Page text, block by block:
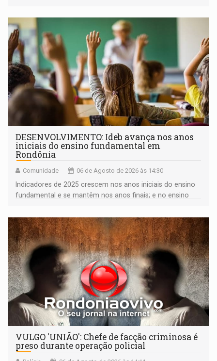
DESENVOLVIMENTO: Ideb avança nos anos
iniciais do ensino fundamental em
Rondônia
Comunidade 06 de Agosto de 2026 às 14:30
Indicadores de 2025 crescem nos anos iniciais do ensino
fundamental e se mantêm nos anos finais; e no ensino
VULGO 'UNIÃO': Chefe de facção criminosa é
preso durante operação policial